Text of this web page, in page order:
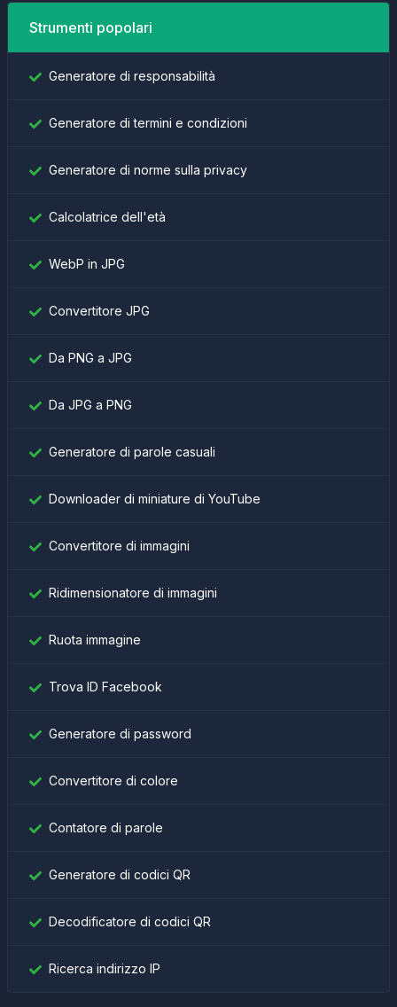
Strumenti popolari
Generatore di responsabilità
Generatore di termini e condizioni
Generatore di norme sulla privacy
Calcolatrice dell'età
WebP in JPG
Convertitore JPG
Da PNG a JPG
Da JPG a PNG
Generatore di parole casuali
Downloader di miniature di YouTube
Convertitore di immagini
Ridimensionatore di immagini
Ruota immagine
Trova ID Facebook
Generatore di password
Convertitore di colore
Contatore di parole
Generatore di codici QR
Decodificatore di codici QR
Ricerca indirizzo IP